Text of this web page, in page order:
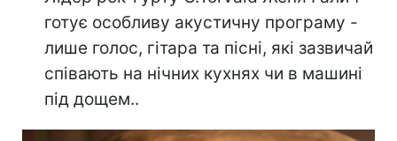
готує особливу акустичну програму -
лише голос, гітара та пісні, які зазвичай
співають на нічних кухнях чи в машині
під дощем..